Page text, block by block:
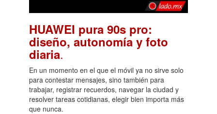
HUAWEI pura 90s pro:
diseño, autonomía y foto
diaria.
En un momento en el que el móvil ya no sirve solo
para contestar mensajes, sino también para
trabajar, registrar recuerdos, navegar la ciudad y
resolver tareas cotidianas, elegir bien importa más
que nunca.